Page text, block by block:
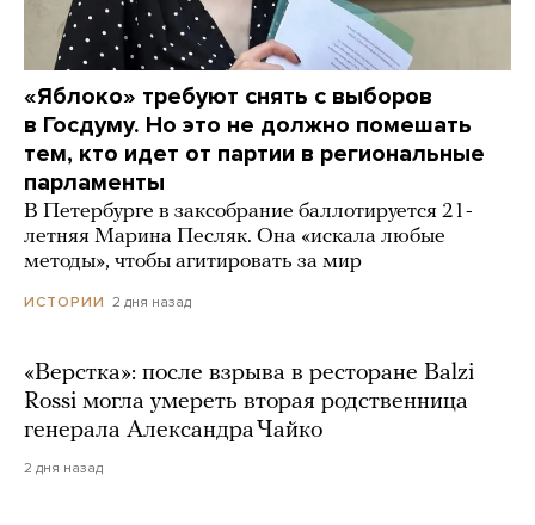
«Яблоко» требуют снять с выборов
в Госдуму. Но это не должно помешать
тем, кто идет от партии в региональные
парламенты
В Петербурге в заксобрание баллотируется 21-
летняя Марина Песляк. Она «искала любые
методы», чтобы агитировать за мир
ИСТОРИИ 2 дня назад
«Верстка»: после взрыва в ресторане Balzi
Rossi могла умереть вторая родственница
генерала Александра Чайко
2 дня назад